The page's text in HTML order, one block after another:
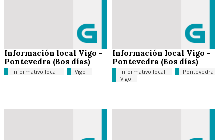
Información local Vigo -
Pontevedra (Bos días)
Informativo local Vigo
Información local Vigo -
Pontevedra (Bos días)
Informativo local
Pontevedra
Vigo